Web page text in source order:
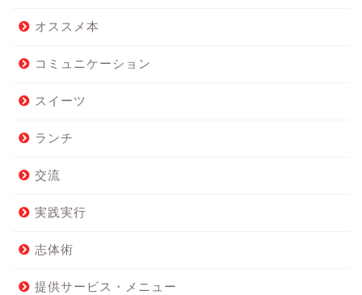
オススメ本
コミュニケーション
スイーツ
ランチ
交流
実践実行
志体術
提供サービス・メニュー